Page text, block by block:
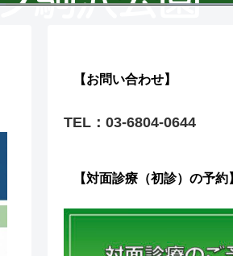
【お問い合わせ】
TEL：03-6804-0644
【対面診療（初診）の予約】